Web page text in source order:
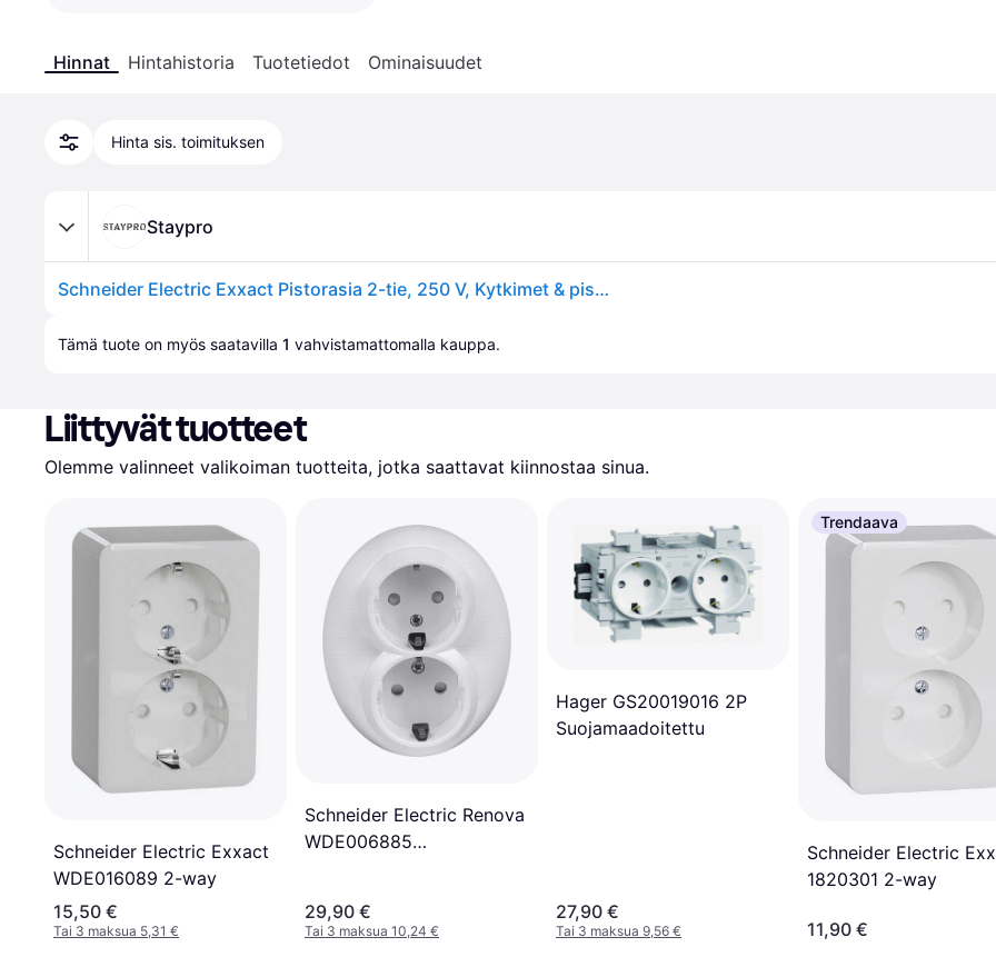
Hinnat Hintahistoria Tuotetiedot Ominaisuudet
Hinta sis. toimituksen
Staypro
Schneider Electric Exxact Pistorasia 2-tie, 250 V, Kytkimet & pistorasiat
Tämä tuote on myös saatavilla 1 vahvistamattomalla kauppa.
Liittyvät tuotteet
Olemme valinneet valikoiman tuotteita, jotka saattavat kiinnostaa sinua.
Schneider Electric Exxact
WDE016089 2-way
15,50 €
Tai 3 maksua 5,31 €
Schneider Electric Renova
WDE006885
29,90 €
Tai 3 maksua 10,24 €
Hager GS20019016 2P
Suojamaadoitettu
27,90 €
Tai 3 maksua 9,56 €
Trendaava
Schneider Electric
1820301 2-way
11,90 €